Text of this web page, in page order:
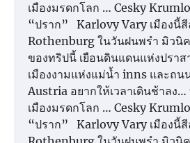
เมืองมรดกโลก … Cesky
“ปราก” Karlovy Vary เมืองนี้
Rothenburg ในวันฝนพรำ มิวนิ
ของทริปนี้ เยือนดินแดนแห่งปราส
เมืองงามแห่งแม่น้ำ inns และถน
Austria อยากให้เวลาเดินช้าลง
เมืองมรดกโลก … Cesky
“ปราก” Karlovy Vary เมืองนี้